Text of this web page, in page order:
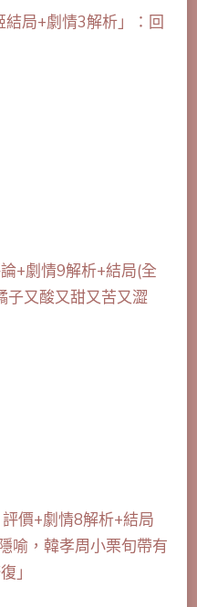
局+劇情3解析」：回
+劇情9解析+結局(全
子又酸又甜又苦又澀
價+劇情8解析+結局
喻，韓孝周小栗旬帶有
」